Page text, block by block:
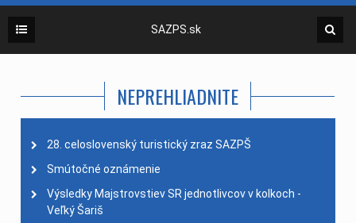
SAZPS.sk
NEPREHLIADNITE
28. celoslovenský turistický zraz SAZPŠ
Smútočné oznámenie
Výsledky Majstrovstiev SR jednotlivcov v kolkoch -
Veľký Šariš